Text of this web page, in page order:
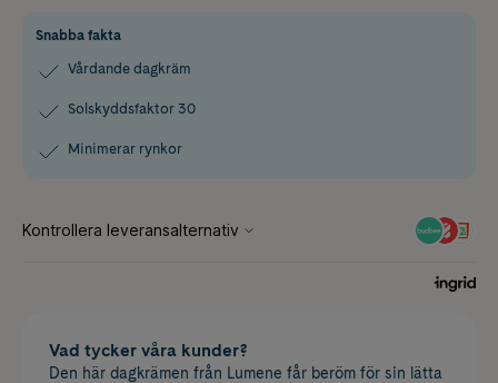
Snabba fakta
Vårdande dagkräm
Solskyddsfaktor 30
Minimerar rynkor
Vad tycker våra kunder?
Den här dagkrämen från Lumene får beröm för sin lätta